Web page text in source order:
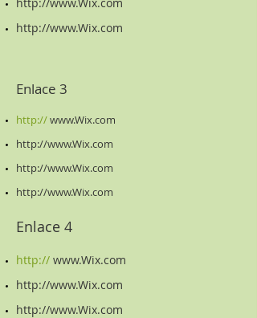
http://www.Wix.com
Enlace 3
http://www.Wix.com
http://www.Wix.com
http://www.Wix.com
http://www.Wix.com
Enlace 4
http:// www.Wix.com
http://www.Wix.com
http://www.Wix.com